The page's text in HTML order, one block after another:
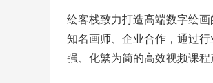
绘客栈致力打造高端数字绘
知名画师、企业合作，通过
强、化繁为简的高效视频课程